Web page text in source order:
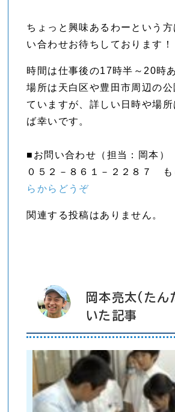
ちょっと興味あるわーという方
い合わせお待ちしております！
時間は仕事後の17時半～20時
場所は天白区や豊田市周辺の公
ていますが、詳しい日時や場
ば幸いです。
■お問い合わせ（担当：岡本）
０５２－８６１－２２８７
らからどうぞ
関連する投稿はありません。
岡本亮太(たん
いた記事